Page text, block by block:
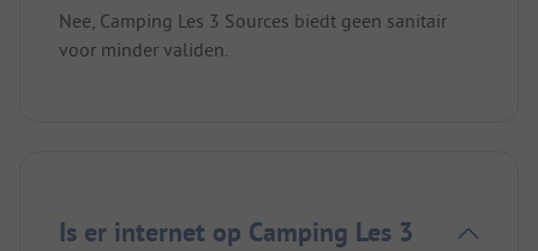
Nee, Camping Les 3 Sources biedt geen sanitair
voor minder validen.
Is er internet op Camping Les 3